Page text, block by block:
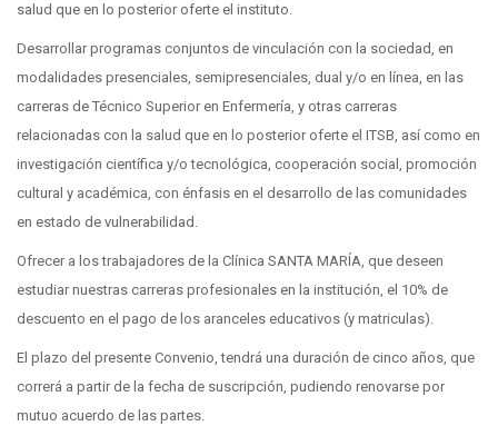
salud que en lo posterior oferte el instituto.
Desarrollar programas conjuntos de vinculación con la sociedad, en
modalidades presenciales, semipresenciales, dual y/o en línea, en las
carreras de Técnico Superior en Enfermería, y otras carreras
relacionadas con la salud que en lo posterior oferte el ITSB, así como en
investigación científica y/o tecnológica, cooperación social, promoción
cultural y académica, con énfasis en el desarrollo de las comunidades
en estado de vulnerabilidad.
Ofrecer a los trabajadores de la Clínica SANTA MARÍA, que deseen
estudiar nuestras carreras profesionales en la institución, el 10% de
descuento en el pago de los aranceles educativos (y matriculas).
El plazo del presente Convenio, tendrá una duración de cinco años, que
correrá a partir de la fecha de suscripción, pudiendo renovarse por
mutuo acuerdo de las partes.